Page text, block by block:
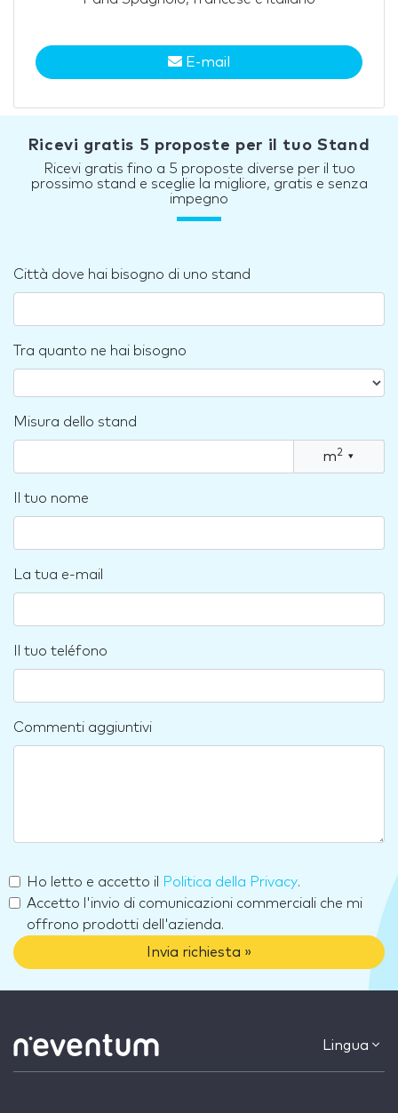
E-mail
Ricevi gratis 5 proposte per il tuo Stand
Ricevi gratis fino a 5 proposte diverse per il tuo
prossimo stand e sceglie la migliore, gratis e senza
impegno
Città dove hai bisogno di uno stand
Tra quanto ne hai bisogno
Misura dello stand
m2 ▾
Il tuo nome
La tua e-mail
Il tuo teléfono
Commenti aggiuntivi
Ho letto e accetto il Politica della Privacy.
Accetto l'invio di comunicazioni commerciali che mi
offrono prodotti dell'azienda.
Invia richiesta »
Lingua